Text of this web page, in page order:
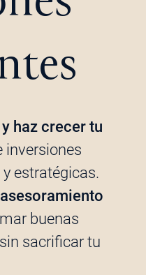
haz crecer tu
inversiones
estratégicas.
buenas
sacrificar tu